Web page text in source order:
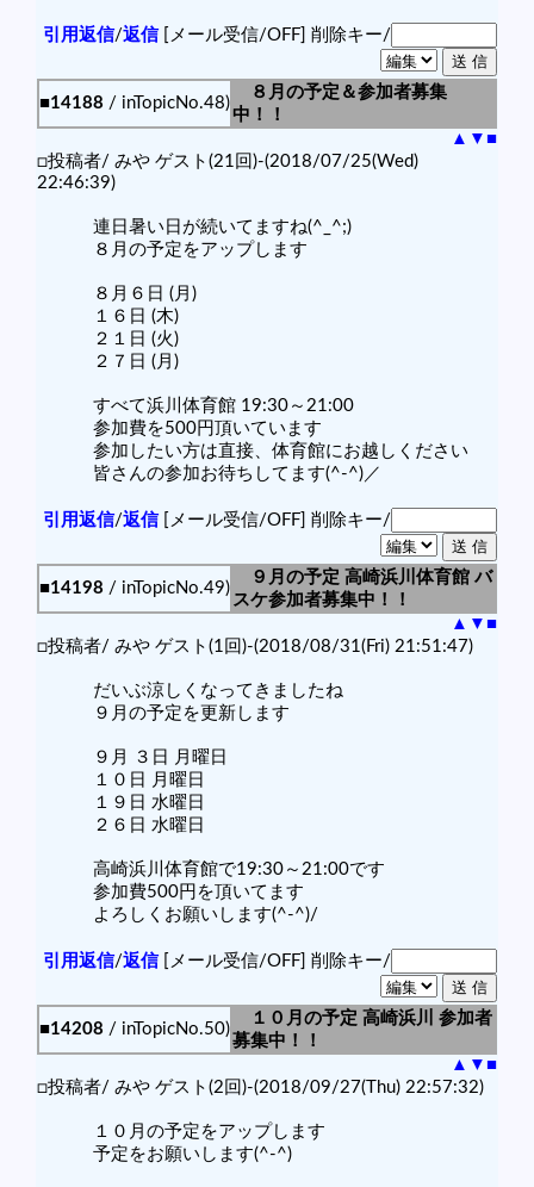
引用返信/返信[メール受信/OFF] 削除キー/
■14188 / inTopicNo.48)
８月の予定＆参加者募集
中！！
▲ ▼ ■
□投稿者/ みや ゲスト(21回)-(2018/07/25(Wed)
22:46:39)
連日暑い日が続いてますね(^_^;)
８月の予定をアップします
８月６日 (月)
１６日 (木)
２１日 (火)
２７日 (月)
すべて浜川体育館 19:30～21:00
参加費を500円頂いています
参加したい方は直接、体育館にお越しください
皆さんの参加お待ちしてます(^-^)／
引用返信/返信[メール受信/OFF] 削除キー/
■14198 / inTopicNo.49)
９月の予定 高崎浜川体育館 バ
スケ参加者募集中！！
▲ ▼ ■
□投稿者/ みや ゲスト(1回)-(2018/08/31(Fri) 21:51:47)
だいぶ涼しくなってきましたね
９月の予定を更新します
９月 ３日 月曜日
１０日 月曜日
１９日 水曜日
２６日 水曜日
高崎浜川体育館で19:30～21:00です
参加費500円を頂いてます
よろしくお願いします(^-^)/
引用返信/返信[メール受信/OFF] 削除キー/
■14208 / inTopicNo.50)
１０月の予定 高崎浜川 参加者
募集中！！
▲ ▼ ■
□投稿者/ みや ゲスト(2回)-(2018/09/27(Thu) 22:57:32)
１０月の予定をアップします
予定をお願いします(^-^)